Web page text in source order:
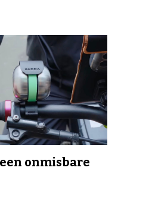
onmisbare